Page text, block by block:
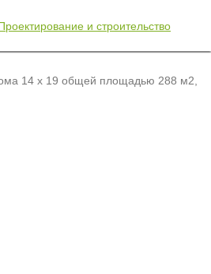
14 х 19 общей площадью 288 м2,